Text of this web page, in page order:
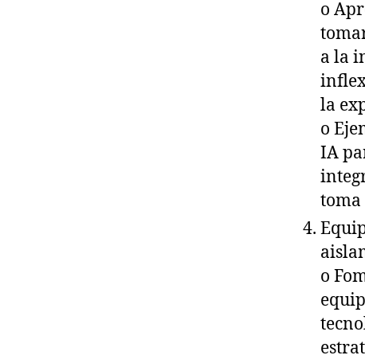
o
a la
la
o
IA
toma
o